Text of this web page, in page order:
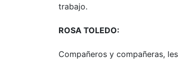
trabajo.
ROSA TOLEDO:
Compañeros y compañeras,